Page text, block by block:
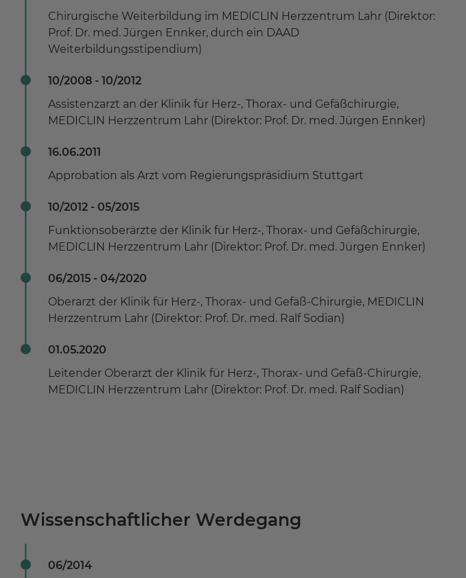
Chirurgische Weiterbildung im MEDICLIN Herzzentrum Lahr (Direktor:
Prof. Dr. med. Jürgen Ennker, durch ein DAAD
Weiterbildungsstipendium)
10/2008 - 10/2012
Assistenzarzt an der Klinik für Herz-, Thorax- und Gefäßchirurgie,
MEDICLIN Herzzentrum Lahr (Direktor: Prof. Dr. med. Jürgen Ennker)
16.06.2011
Approbation als Arzt vom Regierungspräsidium Stuttgart
10/2012 - 05/2015
Funktionsoberärzte der Klinik für Herz-, Thorax- und Gefäßchirurgie,
MEDICLIN Herzzentrum Lahr (Direktor: Prof. Dr. med. Jürgen Ennker)
06/2015 - 04/2020
Oberarzt der Klinik für Herz-, Thorax- und Gefäß-Chirurgie, MEDICLIN
Herzzentrum Lahr (Direktor: Prof. Dr. med. Ralf Sodian)
01.05.2020
Leitender Oberarzt der Klinik für Herz-, Thorax- und Gefäß-Chirurgie,
MEDICLIN Herzzentrum Lahr (Direktor: Prof. Dr. med. Ralf Sodian)
Wissenschaftlicher Werdegang
06/2014